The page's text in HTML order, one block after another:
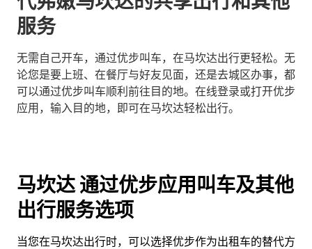
服务
无需自己开车，通过优步叫车，在马坎达出行更轻松。无
论您是要上班、在餐厅与好友见面，还是去城区办事，都
可以通过优步叫车顺利前往目的地。在线登录或打开优步
应用，输入目的地，即可在马坎达轻松出行。
马坎达 通过优步应用叫车及其他
出行服务选项
当您在马坎达出行时，可以选择优步作为出租车的替代方